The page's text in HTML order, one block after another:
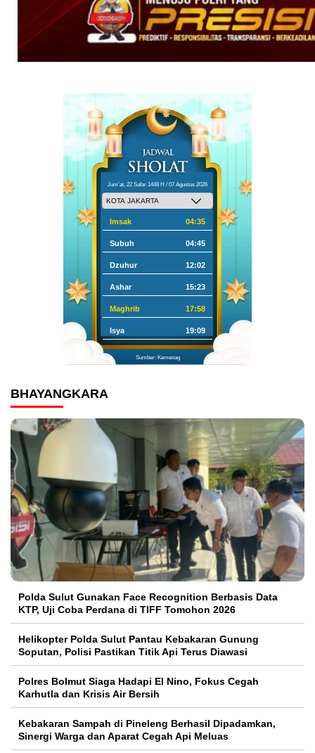
Jum'at, 22 Safar 1448 H / 07 Agustus 2026
Imsak 04:35
Subuh 04:45
Dzuhur 12:02
Ashar 15:23
Maghrib 17:58
Isya 19:09
Sumber: Kemenag
BHAYANGKARA
Polda Sulut Gunakan Face Recognition Berbasis Data
KTP, Uji Coba Perdana di TIFF Tomohon 2026
Helikopter Polda Sulut Pantau Kebakaran Gunung
Soputan, Polisi Pastikan Titik Api Terus Diawasi
Polres Bolmut Siaga Hadapi El Nino, Fokus Cegah
Karhutla dan Krisis Air Bersih
Kebakaran Sampah di Pineleng Berhasil Dipadamkan,
Sinergi Warga dan Aparat Cegah Api Meluas